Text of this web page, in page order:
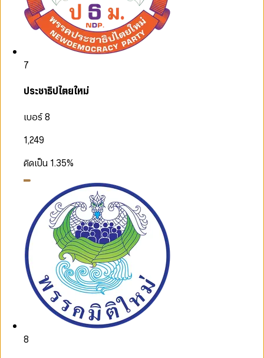
7
ประชาธิปไตยใหม่
เบอร์ 8
1,249
คิดเป็น 1.35%
8